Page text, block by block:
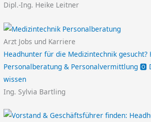
Dipl.-Ing. Heike Leitner
Arzt Jobs und Karriere
Headhunter für die Medizintechnik
Personalberatung & Personalvermittlung 🅾️
wissen
Ing. Sylvia Bartling